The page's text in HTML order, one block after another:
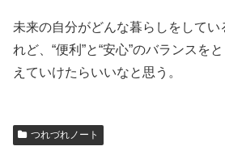
未来の自分がどんな暮らしをして
れど、“便利”と“安心”のバランスを
えていけたらいいなと思う。
つれづれノート